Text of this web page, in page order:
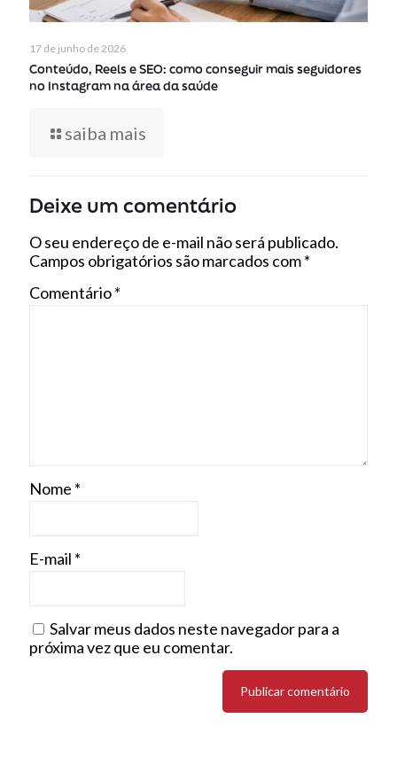
17 de junho de 2026
Conteúdo, Reels e SEO: como conseguir mais seguidores
no Instagram na área da saúde
saiba mais
Deixe um comentário
O seu endereço de e-mail não será publicado.
Campos obrigatórios são marcados com*
Comentário*
Nome *
E-mail *
Salvar meus dados neste navegador para a
próxima vez que eu comentar.